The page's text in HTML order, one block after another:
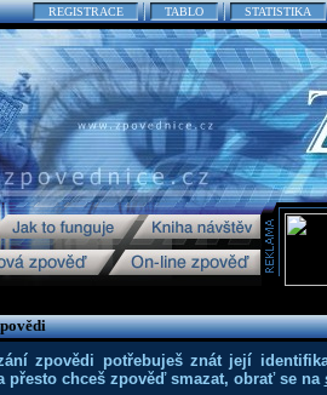
REGISTRACE TABLO STATISTIKA
zpovědi potřebuješ znát její
přesto chceš zpověď smazat, obrať se na